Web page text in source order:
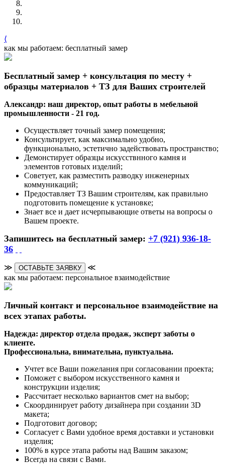
⟨
как мы работаем: бесплатный замер
Бесплатный замер + консультация по месту +
образцы материалов + ТЗ для Ваших строителей
Александр: наш директор, опыт работы в мебельной
промышленности - 21 год.
Осуществляет точный замер помещения;
Консультирует, как максимально удобно,
функционально, эстетично задействовать пространство;
Демонстирует образцы искусствнного камня и
элементов готовых изделий;
Советует, как разместить разводку инженерных
коммуникаций;
Предоставляет ТЗ Вашим строителям, как правильно
подготовить помещение к установке;
Знает все и дает исчерпывающие ответы на вопросы о
Вашем проекте.
Запишитесь на бесплатный замер: +7 (921) 936-18-
36
≫ ОСТАВЬТЕ ЗАЯВКУ
≪
как мы работаем: персональное взаимодействие
Личный контакт и персональное взаимодействие на
всех этапах работы.
Надежда: директор отдела продаж, эксперт заботы о
клиенте.
Профессиональна, внимательна, пунктуальна.
Учтет все Ваши пожелания при согласовании проекта;
Поможет с выбором искусственного камня и
конструкции изделия;
Рассчитает несколько вариантов смет на выбор;
Скоординирует работу дизайнера при создании 3D
макета;
Подготовит договор;
Согласует с Вами удобное время доставки и установки
изделия;
100% в курсе этапа работы над Вашим заказом;
Всегда на связи с Вами.